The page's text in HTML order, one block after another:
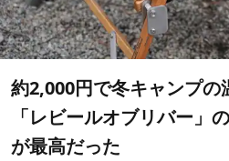
約2,000円で冬キャンプの
「レビールオブリバー」
が最高だった